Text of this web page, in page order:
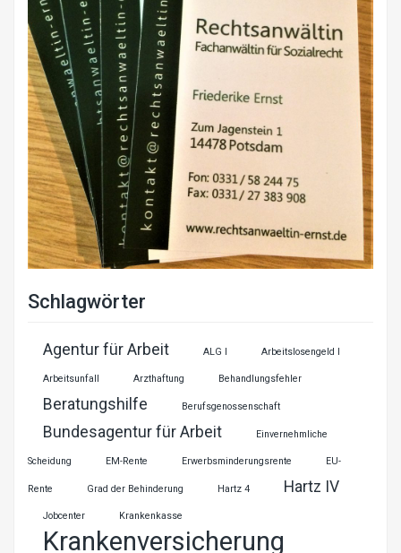
Schlagwörter
Agentur für Arbeit ALG I Arbeitslosengeld I
Arbeitsunfall Arzthaftung Behandlungsfehler
Beratungshilfe Berufsgenossenschaft
Bundesagentur für Arbeit Einvernehmliche
Scheidung EM-Rente Erwerbsminderungsrente EU-
Rente Grad der Behinderung Hartz 4 Hartz IV
Jobcenter Krankenkasse
Krankenversicherung